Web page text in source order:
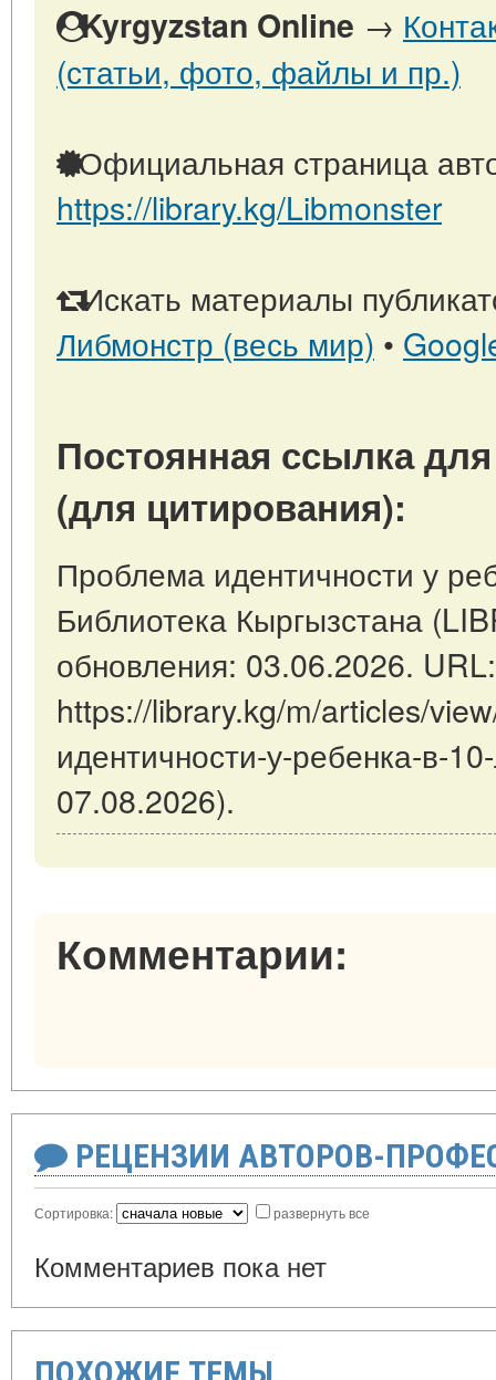
Kyrgyzstan Online →
(статьи, фото, файлы и пр.)
Официальная страница
https://library.kg/Libmonster
Искать материалы
Либмонстр (весь мир) •
Постоянная ссылка
(для цитирования):
Проблема идентичности у
Библиотека Кыргызстана
обновления: 03.06.2026. URL:
https://library.kg/m/articles/
идентичности-у-ребенка-в-
07.08.2026).
Комментарии:
РЕЦЕНЗИИ АВТОРОВ-
Сортировка: развернуть все
Комментариев пока нет